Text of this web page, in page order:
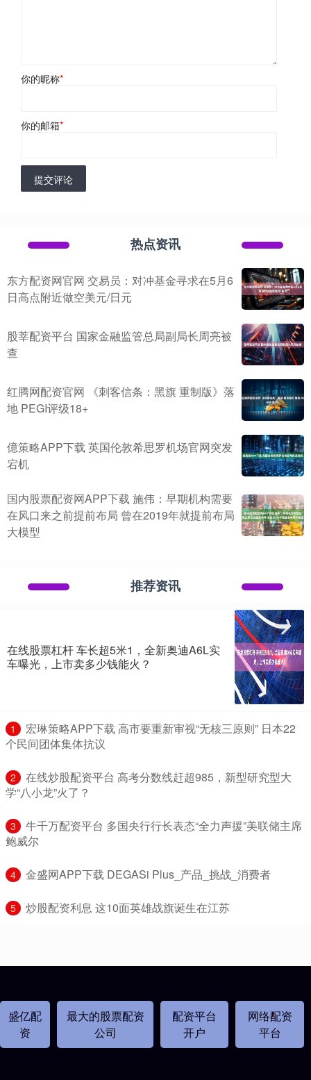
你的昵称*
你的邮箱*
提交评论
热点资讯
东方配资网官网 交易员：对冲基金寻求在5月6
日高点附近做空美元/日元
股莘配资平台 国家金融监管总局副局长周亮被
查
红腾网配资官网 《刺客信条：黑旗 重制版》落
地 PEGI评级18+
億策略APP下载 英国伦敦希思罗机场官网突发
宕机
国内股票配资网APP下载 施伟：早期机构需要
在风口来之前提前布局 曾在2019年就提前布局
大模型
推荐资讯
在线股票杠杆 车长超5米1，全新奥迪A6L实
车曝光，上市卖多少钱能火？
1
​宏琳策略APP下载 高市要重新审视“无核三原则” 日本22
个民间团体集体抗议
2
​在线炒股配资平台 高考分数线赶超985，新型研究型大
学“八小龙”火了？
3
​牛千万配资平台 多国央行行长表态“全力声援”美联储主席
鲍威尔
4 ​金盛网APP下载 DEGASi Plus_产品_挑战_消费者
5 ​炒股配资利息 这10面英雄战旗诞生在江苏
盛亿配
资
最大的股票配资
公司
配资平台
开户
网络配资
平台